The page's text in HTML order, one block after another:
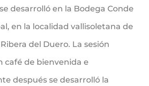
desarrolló en la Bodega Conde
en la localidad vallisoletana de
del Duero. La sesión
café de bienvenida e
después se desarrolló la